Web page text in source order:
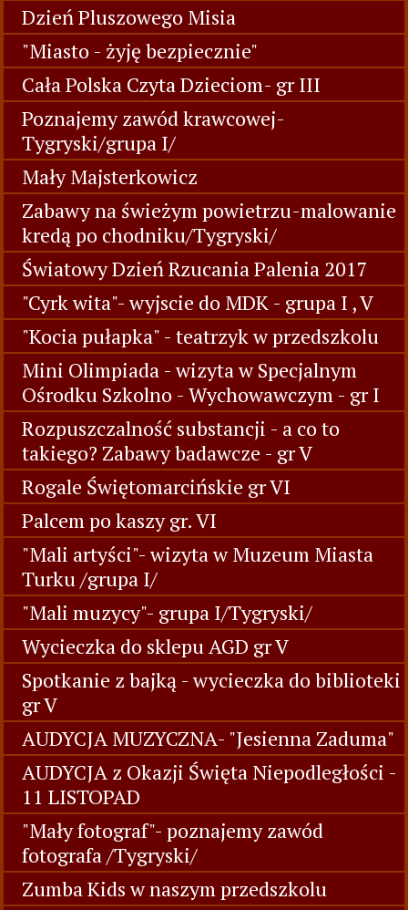
Dzień Pluszowego Misia
"Miasto - żyję bezpiecznie"
Cała Polska Czyta Dzieciom- gr III
Poznajemy zawód krawcowej-
Tygryski/grupa I/
Mały Majsterkowicz
Zabawy na świeżym powietrzu-malowanie
kredą po chodniku/Tygryski/
Światowy Dzień Rzucania Palenia 2017
"Cyrk wita"- wyjscie do MDK - grupa I , V
"Kocia pułapka" - teatrzyk w przedszkolu
Mini Olimpiada - wizyta w Specjalnym
Ośrodku Szkolno - Wychowawczym - gr I
Rozpuszczalność substancji - a co to
takiego? Zabawy badawcze - gr V
Rogale Świętomarcińskie gr VI
Palcem po kaszy gr. VI
"Mali artyści"- wizyta w Muzeum Miasta
Turku /grupa I/
"Mali muzycy"- grupa I/Tygryski/
Wycieczka do sklepu AGD gr V
Spotkanie z bajką - wycieczka do biblioteki
gr V
AUDYCJA MUZYCZNA- "Jesienna Zaduma"
AUDYCJA z Okazji Święta Niepodległości -
11 LISTOPAD
"Mały fotograf"- poznajemy zawód
fotografa /Tygryski/
Zumba Kids w naszym przedszkolu